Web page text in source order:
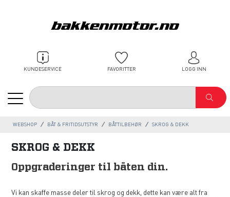
KUNDESERVICE FAVORITTER LOGG INN
WEBSHOP BÅT & FRITIDSUTSTYR BÅTTILBEHØR SKROG & DEKK
SKROG & DEKK
Oppgraderinger til båten din.
Vi kan skaffe masse deler til skrog og dekk, dette kan være alt fra